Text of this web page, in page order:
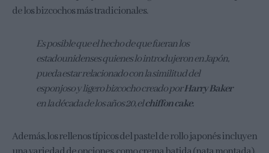
de los bizcochos más tradicionales.
Es posible que el hecho de que fueran los
estadounidenses quienes lo introdujeron en Japón,
pueda estar relacionado con la similitud del
esponjoso y ligero bizcocho creado porHarry Baker
en la década de los años 20, elchiffon cake.
Además, los rellenos típicos del pastel de rollo japonés incluyen